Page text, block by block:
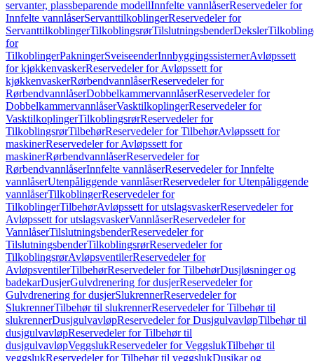
servanter, plassbeparende modellInnfelte vannlåserReservedeler for
Innfelte vannlåserServanttilkoblingerReservedeler for
ServanttilkoblingerTilkoblingsrørTilslutningsbenderDeksler
for
TilkoblingerPakningerSveiseenderInnbyggingssisternerAvløpssett
for kjøkkenvaskerReservedeler for Avløpssett for
kjøkkenvaskerRørbendvannlåserReservedeler for
RørbendvannlåserDobbelkammervannlåserReservedeler for
DobbelkammervannlåserVasktilkoplingerReservedeler for
VasktilkoplingerTilkoblingsrørReservedeler for
TilkoblingsrørTilbehørReservedeler for TilbehørAvløpssett for
maskinerReservedeler for Avløpssett for
maskinerRørbendvannlåserReservedeler for
RørbendvannlåserInnfelte vannlåserReservedeler for Innfelte
vannlåserUtenpåliggende vannlåserReservedeler for Utenpåliggende
vannlåserTilkoblingerReservedeler for
TilkoblingerTilbehørAvløpssett for utslagsvaskerReservedeler for
Avløpssett for utslagsvaskerVannlåserReservedeler for
VannlåserTilslutningsbenderReservedeler for
TilslutningsbenderTilkoblingsrørReservedeler for
TilkoblingsrørAvløpsventilerReservedeler for
AvløpsventilerTilbehørReservedeler for TilbehørDusjløsninger og
badekarDusjerGulvdrenering for dusjerReservedeler for
Gulvdrenering for dusjerSlukrennerReservedeler for
SlukrennerTilbehør til slukrennerReservedeler for Tilbehør til
slukrennerDusjgulvavløpReservedeler for DusjgulvavløpTilbehør til
dusjgulvavløpReservedeler for Tilbehør til
dusjgulvavløpVeggslukReservedeler for VeggslukTilbehør til
veggslukReservedeler for Tilbehør til veggslukDusjkar og